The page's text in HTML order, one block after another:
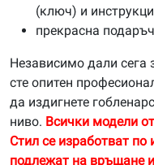
(ключ) и
прекрасна
Независимо дали сега
сте опитен
да издигнете
ниво. Всички модели
Стил се изработват
подлежат на връщане